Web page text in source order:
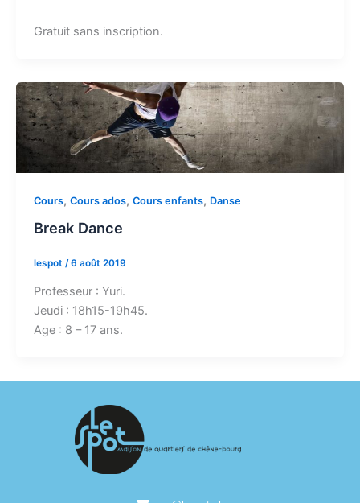
Gratuit sans inscription.
Cours, Cours ados, Cours enfants, Danse
Break Dance
lespot /6 août 2019
Professeur : Yuri.
Jeudi : 18h15-19h45.
Age : 8 – 17 ans.